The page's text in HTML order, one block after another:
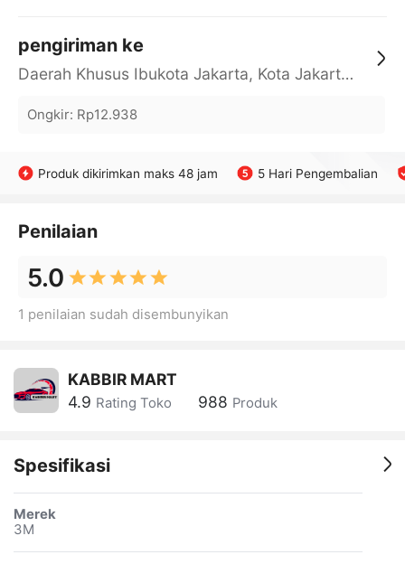
pengiriman ke
Daerah Khusus Ibukota Jakarta, Kota Jakarta Barat, Cengkareng, yy
Ongkir: Rp12.938
Produk dikirimkan maks 48 jam 5 Hari Pengembalian
Penilaian
5.0
1 penilaian sudah disembunyikan
KABBIR MART
4.9 Rating Toko 988 Produk
Spesifikasi
Merek
3M